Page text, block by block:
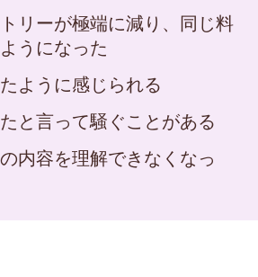
リーが極端に減り、同じ料
うになった
ように感じられる
と言って騒ぐことがある
内容を理解できなくなっ